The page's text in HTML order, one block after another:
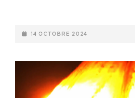
POSTED-
14 OCTOBRE 2024